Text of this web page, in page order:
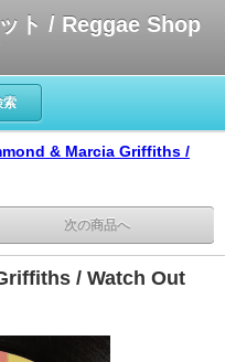
ト / Reggae Shop
索
& Marcia Griffiths /
次の商品へ
/ Watch Out